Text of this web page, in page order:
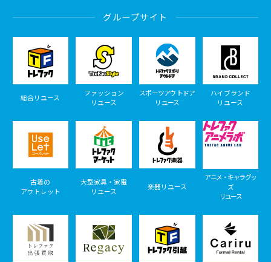
グループサイト
総合リユース
ファッション
リユース
スポーツアウトドア
リユース
ハイブランド
リユース
古着の
アウトレット
大型家具・家電
リユース
楽器リユース
アニメ・キャラグッ
ズ
リユース